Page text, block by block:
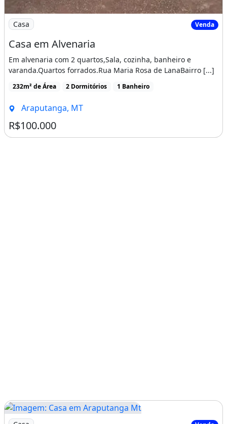
Imagem: Casa em Alvenaria
Casa Venda
Casa em Alvenaria
Em alvenaria com 2 quartos,Sala, cozinha, banheiro e
varanda.Quartos forrados.Rua Maria Rosa de LanaBairro [...]
232m² de Área 2 Dormitórios 1 Banheiro
Araputanga, MT
R$100.000
Imagem: Casa em Araputanga Mt